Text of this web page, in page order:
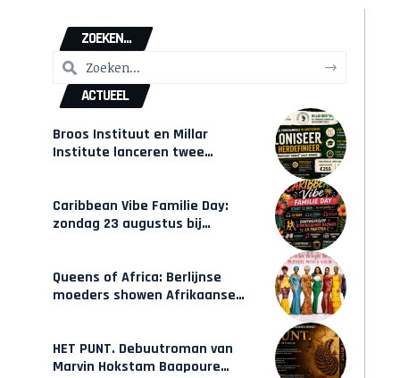
ZOEKEN...
ACTUEEL
Broos Instituut en Millar
Institute lanceren twee
Caribbean Vibe Familie Day:
zondag 23 augustus bij
Queens of Africa: Berlijnse
moeders showen Afrikaanse
HET PUNT. Debuutroman van
Marvin Hokstam Baapoure